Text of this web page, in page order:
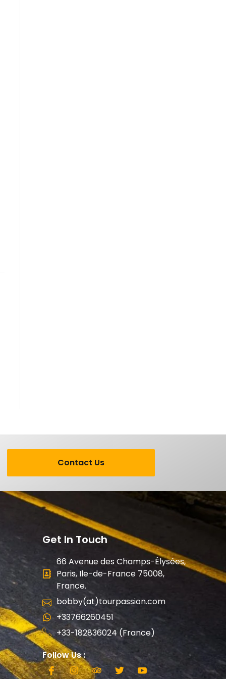
Contact Us
Get In Touch
66 Avenue des Champs-Élysées,
Paris, Ile-de-France 75008,
France.
bobby(at)tourpassion.com
+33766260451
+33-182836024 (France)
Follow Us :